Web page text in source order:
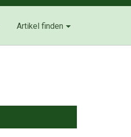
Artikel finden